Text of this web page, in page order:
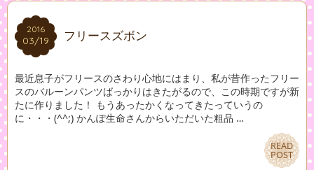
2016
03/19
2016
03/19 フリースズボン
最近息子がフリースのさわり心地にはまり、私が昔作ったフリー
スのバルーンパンツばっかりはきたがるので、この時期ですが新
たに作りました！ もうあったかくなってきたっていうの
に・・・(^^;) かんぽ生命さんからいただいた粗品 …
READ
POST
READ
POST